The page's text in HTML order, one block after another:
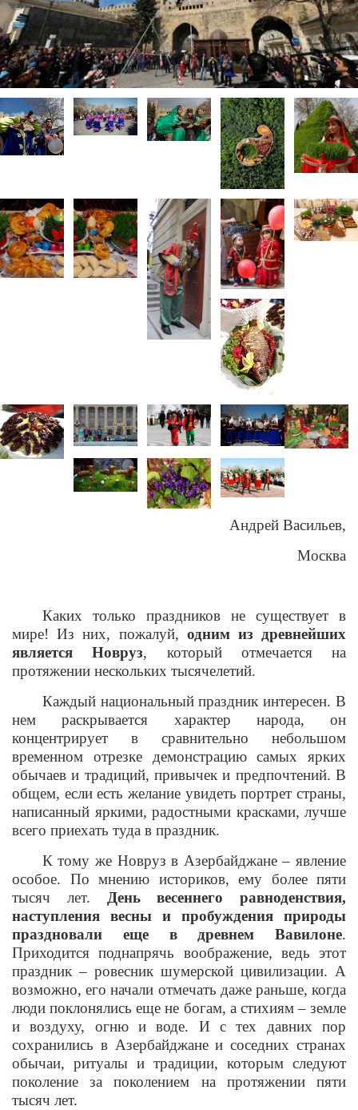
Андрей Васильев,
Москва
Каких только праздников не существует в
мире! Из них, пожалуй, одним из древнейших
является Новруз, который отмечается на
протяжении нескольких тысячелетий.
Каждый национальный праздник интересен. В
нем раскрывается характер народа, он
концентрирует в сравнительно небольшом
временном отрезке демонстрацию самых ярких
обычаев и традиций, привычек и предпочтений. В
общем, если есть желание увидеть портрет страны,
написанный яркими, радостными красками, лучше
всего приехать туда в праздник.
К тому же Новруз в Азербайджане – явление
особое. По мнению историков, ему более пяти
тысяч лет. День весеннего равноденствия,
наступления весны и пробуждения природы
праздновали еще в древнем Вавилоне.
Приходится поднапрячь воображение, ведь этот
праздник – ровесник шумерской цивилизации. А
возможно, его начали отмечать даже раньше, когда
люди поклонялись еще не богам, а стихиям – земле
и воздуху, огню и воде. И с тех давних пор
сохранились в Азербайджане и соседних странах
обычаи, ритуалы и традиции, которым следуют
поколение за поколением на протяжении пяти
тысяч лет.